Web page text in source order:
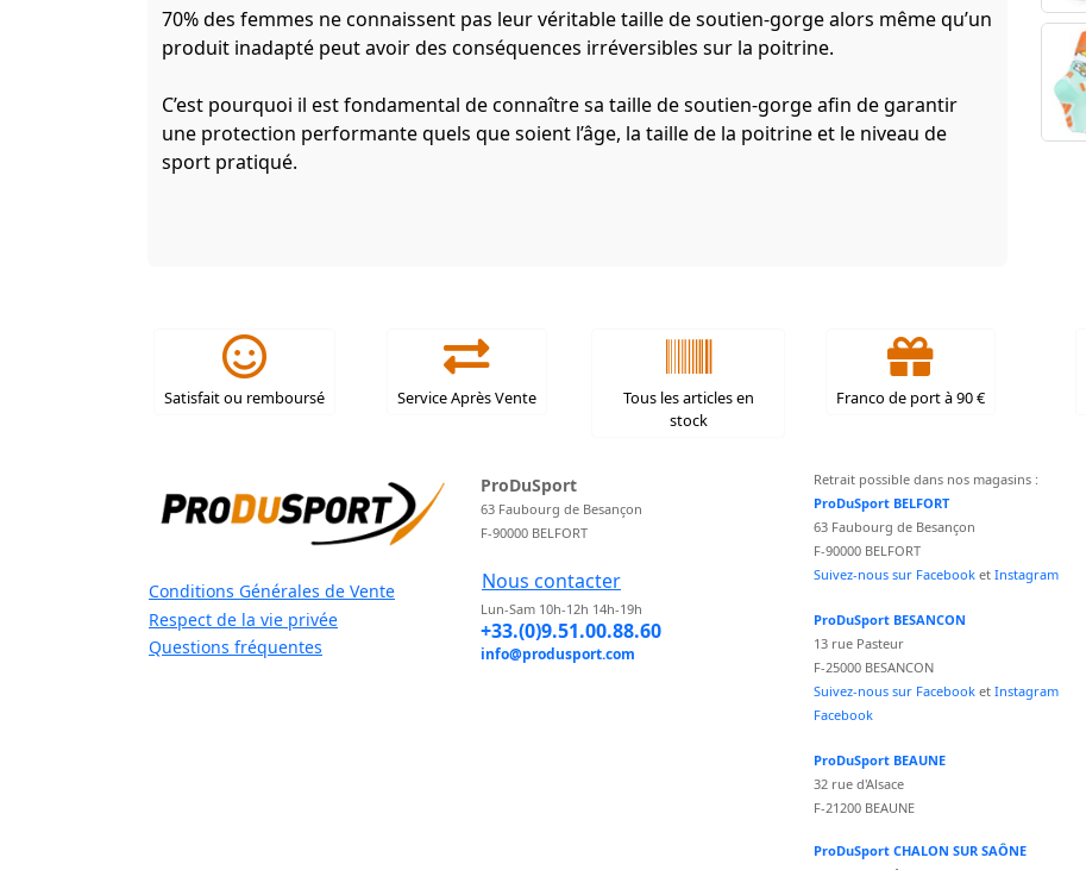
70% des femmes ne connaissent pas leur véritable taille de soutien-gorgealors même qu’un
produit inadapté peut avoir des conséquences irréversibles sur la poitrine.
C’est pourquoi il est fondamental de connaître sa taille de soutien-gorge afin de garantir
une protection performante quels que soient l’âge, la taille de la poitrine et le niveau de
sport pratiqué.
Satisfait ou remboursé Service Après Vente
Tous les articles en
stock
Franco de port à 90 €
Conditions Générales de Vente
Respect de la vie privée
Questions fréquentes
ProDuSport
63 Faubourg de Besançon
F-90000 BELFORT
Nous contacter
Lun-Sam 10h-12h 14h-19h
+33.(0)9.51.00.88.60
info@produsport.com
Retrait possible dans nos magasins :
ProDuSport BELFORT
63 Faubourg de Besançon
F-90000 BELFORT
Suivez-nous sur Facebook et Instagram
ProDuSport BESANCON
13 rue Pasteur
F-25000 BESANCON
Suivez-nous sur Facebook et Instagram
Facebook
ProDuSport BEAUNE
32 rue d'Alsace
F-21200 BEAUNE
ProDuSport CHALON SUR SAÔNE